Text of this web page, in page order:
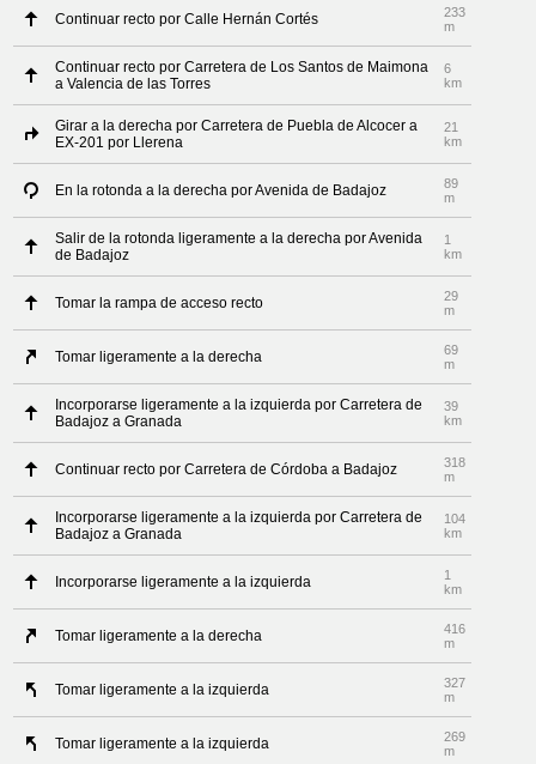
Continuar recto por Calle Hernán Cortés
233
m
Continuar recto por Carretera de Los Santos de Maimona
a Valencia de las Torres
6
km
Girar a la derecha por Carretera de Puebla de Alcocer a
EX-201 por Llerena
21
km
En la rotonda a la derecha por Avenida de Badajoz
89
m
Salir de la rotonda ligeramente a la derecha por Avenida
de Badajoz
1
km
Tomar la rampa de acceso recto
29
m
Tomar ligeramente a la derecha
69
m
Incorporarse ligeramente a la izquierda por Carretera de
Badajoz a Granada
39
km
Continuar recto por Carretera de Córdoba a Badajoz
318
m
Incorporarse ligeramente a la izquierda por Carretera de
Badajoz a Granada
104
km
Incorporarse ligeramente a la izquierda
1
km
Tomar ligeramente a la derecha
416
m
Tomar ligeramente a la izquierda
327
m
Tomar ligeramente a la izquierda
269
m